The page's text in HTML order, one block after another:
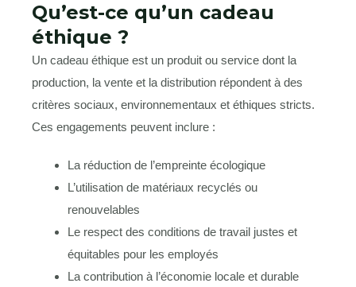
Qu’est-ce qu’un cadeau
éthique ?
Un cadeau éthique est un produit ou service dont la
production, la vente et la distribution répondent à des
critères sociaux, environnementaux et éthiques stricts.
Ces engagements peuvent inclure :
La réduction de l’empreinte écologique
L’utilisation de matériaux recyclés ou
renouvelables
Le respect des conditions de travail justes et
équitables pour les employés
La contribution à l’économie locale et durable